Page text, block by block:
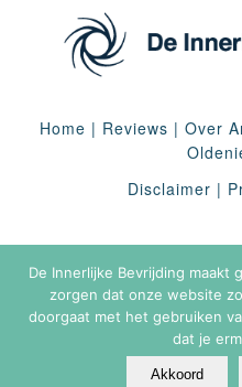
Home | Reviews | Over
Disclaimer |
De Innerlijke Bevrijding maakt
zorgen dat onze website
doorgaat met het gebruiken
dat je
Akkoord